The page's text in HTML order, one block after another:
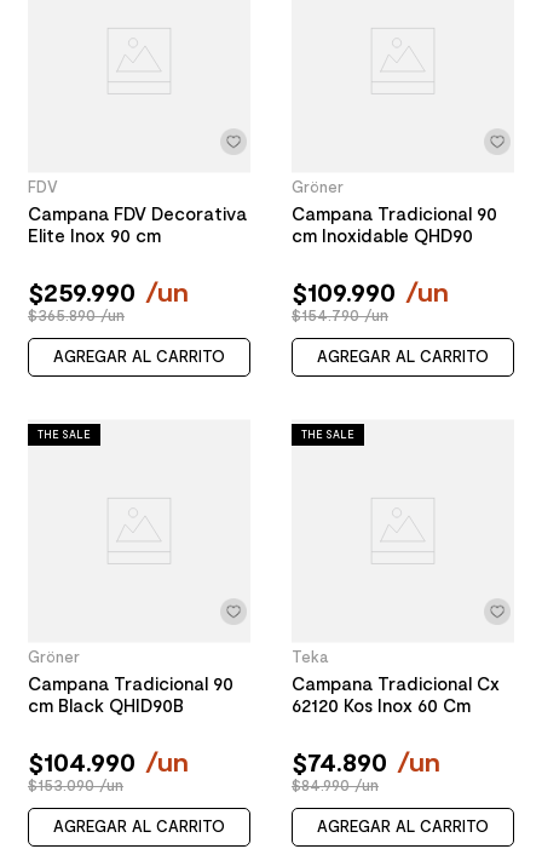
FDV
Campana FDV Decorativa
Elite Inox 90 cm
$259.990 /un
$365.890 /un
AGREGAR AL CARRITO
Gröner
Campana Tradicional 90
cm Inoxidable QHD90
$109.990 /un
$154.790 /un
AGREGAR AL CARRITO
THE SALE
Gröner
Campana Tradicional 90
cm Black QHID90B
$104.990 /un
$153.090 /un
AGREGAR AL CARRITO
THE SALE
Teka
Campana Tradicional Cx
62120 Kos Inox 60 Cm
$74.890 /un
$84.990 /un
AGREGAR AL CARRITO